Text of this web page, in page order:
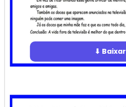
⬇ Baixar